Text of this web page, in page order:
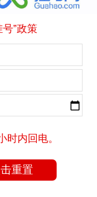
”政策
时内回电。